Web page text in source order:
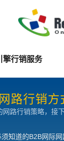
擎行销服务
路行销
路行销策略，
知道的B2B网际